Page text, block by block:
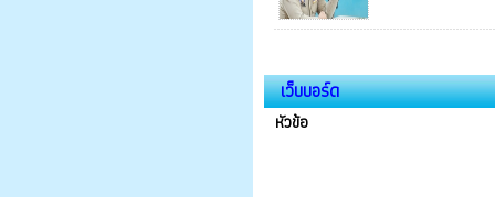
เว็บบอร์ด
หัวข้อ